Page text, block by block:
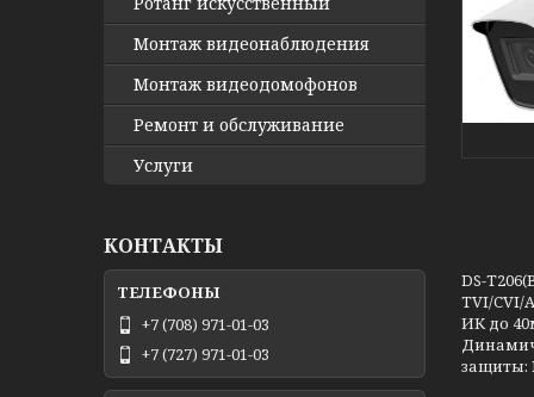
DS-
TVI/CVI/
ИК до
защиты:
Монтаж видеонаблюдения
Монтаж видеодомофонов
Ремонт и обслуживание
Услуги
КОНТАКТЫ
+7 (708) 971-01-03
+7 (727) 971-01-03